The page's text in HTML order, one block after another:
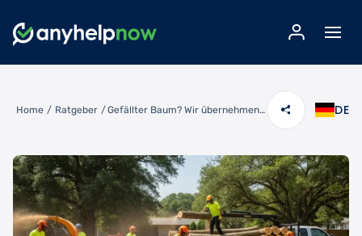
Home / Ratgeber / Gefällter Baum? Wir übernehmen die Entsorgung – schnell und professionell! DE